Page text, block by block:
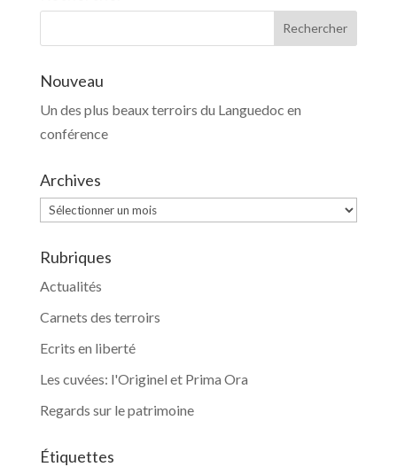
Nouveau
Un des plus beaux terroirs du Languedoc en
conférence
Archives
Archives
Rubriques
Actualités
Carnets des terroirs
Ecrits en liberté
Les cuvées: l'Originel et Prima Ora
Regards sur le patrimoine
Étiquettes